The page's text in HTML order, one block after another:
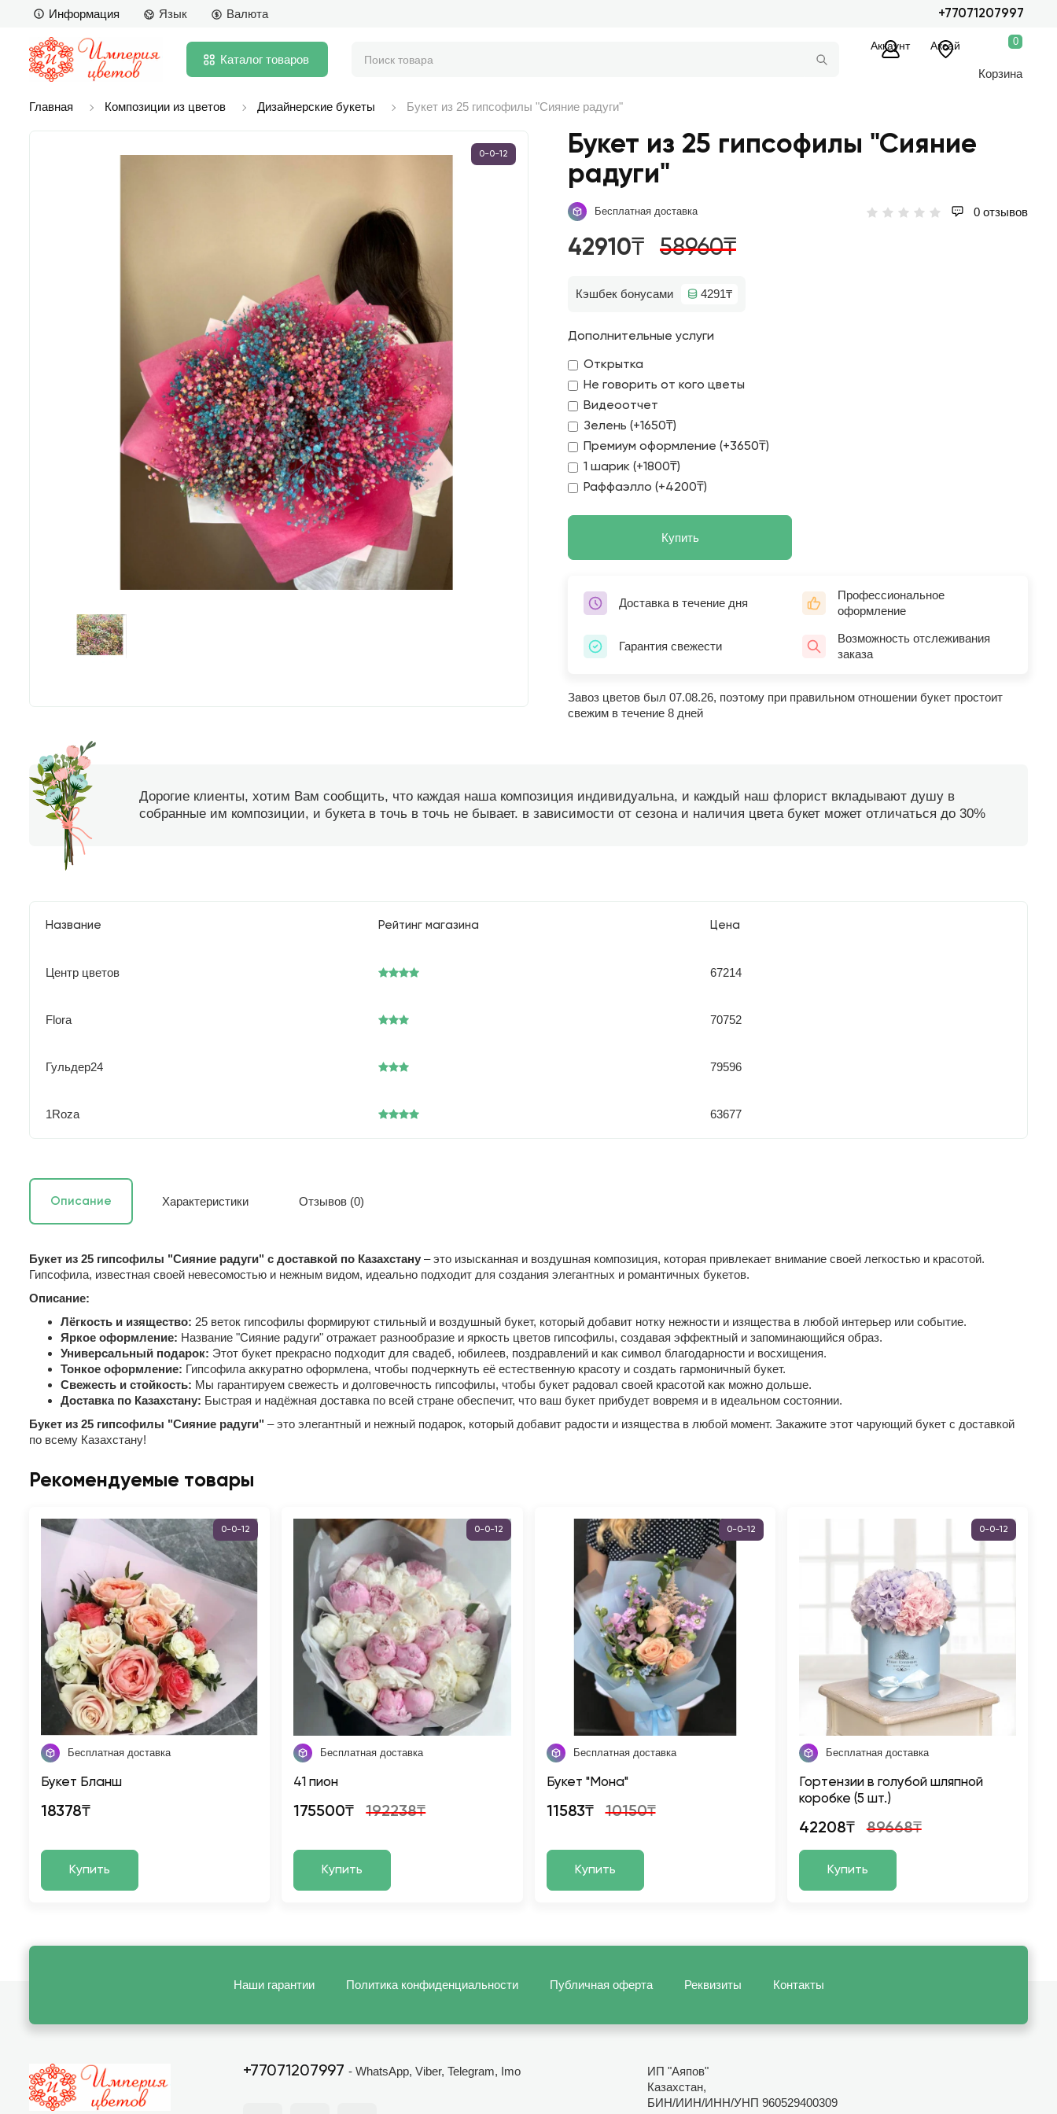
Информация Язык Валюта +77071207997
Каталог товаров
Аккаунт Аксай 0
Корзина
Главная Композиции из цветов Дизайнерские букеты Букет из 25 гипсофилы "Сияние радуги"
0-0-12
Букет из 25 гипсофилы "Сияние
радуги"
Бесплатная доставка 0 отзывов
42910₸ 58960₸
Кэшбек бонусами 4291₸
Дополнительные услуги
Открытка
Не говорить от кого цветы
Видеоотчет
Зелень (+1650₸)
Премиум оформление (+3650₸)
1 шарик (+1800₸)
Раффаэлло (+4200₸)
Купить
Доставка в течение дня
Профессиональное
оформление
Гарантия свежести
Возможность отслеживания
заказа
Завоз цветов был 07.08.26, поэтому при правильном отношении букет простоит
свежим в течение 8 дней
Дорогие клиенты, хотим Вам сообщить, что каждая наша композиция индивидуальна, и каждый наш флорист вкладывают душу в
собранные им композиции, и букета в точь в точь не бывает. в зависимости от сезона и наличия цвета букет может отличаться до 30%
Название Рейтинг магазина Цена
Центр цветов 67214
Flora 70752
Гульдер24 79596
1Roza 63677
Описание Характеристики Отзывов (0)
Букет из 25 гипсофилы "Сияние радуги" с доставкой по Казахстану – это изысканная и воздушная композиция, которая привлекает внимание своей легкостью и красотой.
Гипсофила, известная своей невесомостью и нежным видом, идеально подходит для создания элегантных и романтичных букетов.
Описание:
Лёгкость и изящество: 25 веток гипсофилы формируют стильный и воздушный букет, который добавит нотку нежности и изящества в любой интерьер или событие.
Яркое оформление: Название "Сияние радуги" отражает разнообразие и яркость цветов гипсофилы, создавая эффектный и запоминающийся образ.
Универсальный подарок: Этот букет прекрасно подходит для свадеб, юбилеев, поздравлений и как символ благодарности и восхищения.
Тонкое оформление: Гипсофила аккуратно оформлена, чтобы подчеркнуть её естественную красоту и создать гармоничный букет.
Свежесть и стойкость: Мы гарантируем свежесть и долговечность гипсофилы, чтобы букет радовал своей красотой как можно дольше.
Доставка по Казахстану: Быстрая и надёжная доставка по всей стране обеспечит, что ваш букет прибудет вовремя и в идеальном состоянии.
Букет из 25 гипсофилы "Сияние радуги" – это элегантный и нежный подарок, который добавит радости и изящества в любой момент. Закажите этот чарующий букет с доставкой
по всему Казахстану!
Рекомендуемые товары
0-0-12
Бесплатная доставка
Букет Бланш
18378₸
Купить
0-0-12
Бесплатная доставка
41 пион
175500₸ 192238₸
Купить
0-0-12
Бесплатная доставка
Букет "Мона"
11583₸ 10150₸
Купить
0-0-12
Бесплатная доставка
Гортензии в голубой шляпной
коробке (5 шт.)
42208₸ 89668₸
Купить
Наши гарантии Политика конфиденциальности Публичная оферта Реквизиты Контакты
+77071207997 - WhatsApp, Viber, Telegram, Imo
ИП "Аяпов"
Казахстан,
БИН/ИИН/ИНН/УНП 960529400309